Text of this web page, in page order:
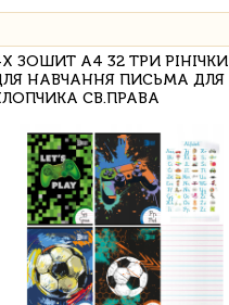
ЗОШИТ А4 32 ТРИ РІНІЧКИ
НАВЧАННЯ ПИСЬМА ДЛЯ
СВ.ПРАВА